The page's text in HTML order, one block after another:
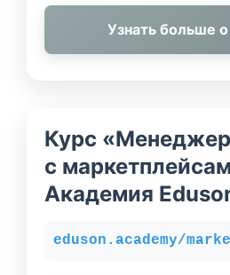
Узнать больше
Курс
с
Академия
eduson.academy/